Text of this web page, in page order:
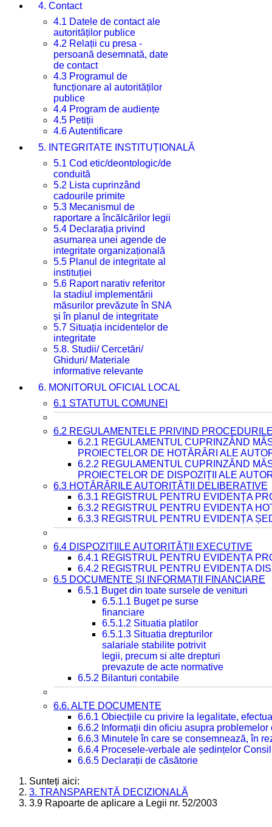
4. Contact
4.1 Datele de contact ale
autorităților publice
4.2 Relații cu presa -
persoană desemnată, date
de contact
4.3 Programul de
funcționare al autorităților
publice
4.4 Program de audiențe
4.5 Petiții
4.6 Autentificare
5. INTEGRITATE INSTITUȚIONALĂ
5.1 Cod etic/deontologic/de
conduită
5.2 Lista cuprinzând
cadourile primite
5.3 Mecanismul de
raportare a încălcărilor legii
5.4 Declarația privind
asumarea unei agende de
integritate organizațională
5.5 Planul de integritate al
instituției
5.6 Raport narativ referitor
la stadiul implementării
măsurilor prevăzute în SNA
și în planul de integritate
5.7 Situația incidentelor de
integritate
5.8. Studii/ Cercetări/
Ghiduri/ Materiale
informative relevante
6. MONITORUL OFICIAL LOCAL
6.1 STATUTUL COMUNEI
6.2 REGULAMENTELE PRIVIND
6.2.1 REGULAMENTUL CUPRINZÂND
PROIECTELOR DE HOTĂRÂRI ALE
6.2.2 REGULAMENTUL CUPRINZÂND
PROIECTELOR DE DISPOZIȚII ALE
6.3 HOTĂRÂRILE AUTORITĂȚII DELIBERATIVE
6.3.1 REGISTRUL PENTRU EVIDENȚA
6.3.2 REGISTRUL PENTRU EVIDENȚA
6.3.3 REGISTRUL PENTRU EVIDENȚA
6.4 DISPOZIȚIILE AUTORITĂȚII EXECUTIVE
6.4.1 REGISTRUL PENTRU EVIDENȚA
6.4.2 REGISTRUL PENTRU EVIDENȚA
6.5 DOCUMENTE ȘI INFORMAȚII FINANCIARE
6.5.1 Buget din toate sursele de venituri
6.5.1.1 Buget pe surse
financiare
6.5.1.2 Situatia platilor
6.5.1.3 Situatia drepturilor
salariale stabilite potrivit
legii, precum si alte drepturi
prevazute de acte normative
6.5.2 Bilanturi contabile
6.6. ALTE DOCUMENTE
6.6.1 Obiecțiile cu privire la legalitate,
6.6.2 Informații din oficiu asupra
6.6.3 Minutele în care se consemnează, în
6.6.4 Procesele-verbale ale ședințelor
6.6.5 Declarații de căsătorie
Sunteți aici:
3. TRANSPARENȚĂ DECIZIONALĂ
3.9 Rapoarte de aplicare a Legii nr. 52/2003